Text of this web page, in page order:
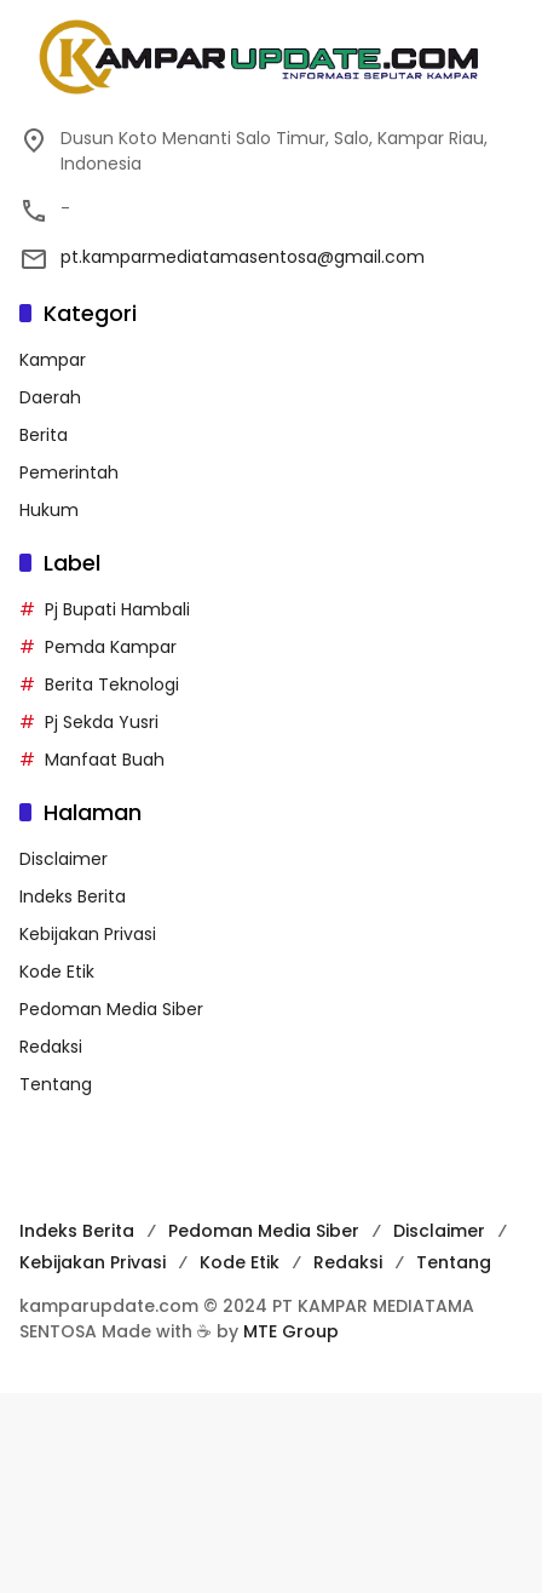
Dusun Koto Menanti Salo Timur, Salo, Kampar Riau,
Indonesia
-
pt.kamparmediatamasentosa@gmail.com
Kategori
Kampar
Daerah
Berita
Pemerintah
Hukum
Label
Pj Bupati Hambali
Pemda Kampar
Berita Teknologi
Pj Sekda Yusri
Manfaat Buah
Halaman
Disclaimer
Indeks Berita
Kebijakan Privasi
Kode Etik
Pedoman Media Siber
Redaksi
Tentang
Indeks Berita Pedoman Media Siber
Disclaimer
Kebijakan Privasi
Kode Etik Redaksi
Tentang
kamparupdate.com © 2024 PT KAMPAR MEDIATAMA
SENTOSA Made with ☕ by MTE Group